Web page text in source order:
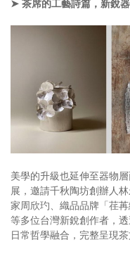
➤ 茶席的工藝詩篇，新銳
美學的升級也延伸至器物
展，邀請千秋陶坊創辦人
家周欣玓、織品品牌「荏
等多位台灣新銳創作者，
日常哲學融合，完整呈現